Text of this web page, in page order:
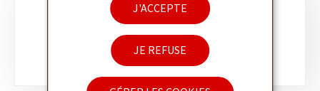
J'ACCEPTE
JE REFUSE
INDICATEURS